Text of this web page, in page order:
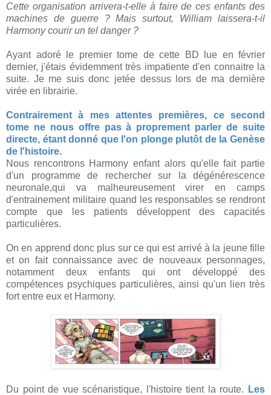
Cette organisation arrivera-t-elle à faire de ces enfants des
machines de guerre ? Mais surtout, William laissera-t-il
Harmony courir un tel danger ?
Ayant adoré le premier tome de cette BD lue en février
dernier, j'étais évidemment très impatiente d'en connaitre la
suite. Je me suis donc jetée dessus lors de ma dernière
virée en librairie.
Contrairement à mes attentes premières, ce second
tome ne nous offre pas à proprement parler de suite
directe, étant donné que l'on plonge plutôt de la Genèse
de l'histoire.
Nous rencontrons Harmony enfant alors qu'elle fait partie
d'un programme de rechercher sur la dégénérescence
neuronale,qui va malheureusement virer en camps
d'entrainement militaire quand les responsables se rendront
compte que les patients développent des capacités
particulières.
On en apprend donc plus sur ce qui est arrivé à la jeune fille
et on fait connaissance avec de nouveaux personnages,
notamment deux enfants qui ont développé des
compétences psychiques particulières, ainsi qu'un lien très
fort entre eux et Harmony.
Du point de vue scénaristique, l'histoire tient la route.
Les